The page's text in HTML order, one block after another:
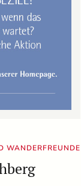
WANDERFREUNDE